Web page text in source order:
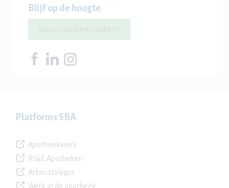
Blijf op de hoogte
INSCHRIJVEN NIEUWSBRIEF
Platforms SBA
Apotheekwerk
RI&E Apotheken
Arbocatalogus
Werk in de apotheek